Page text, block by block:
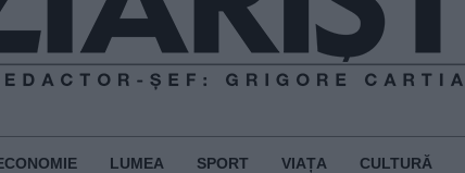
LUMEA SPORT VIAȚA CULTURĂ